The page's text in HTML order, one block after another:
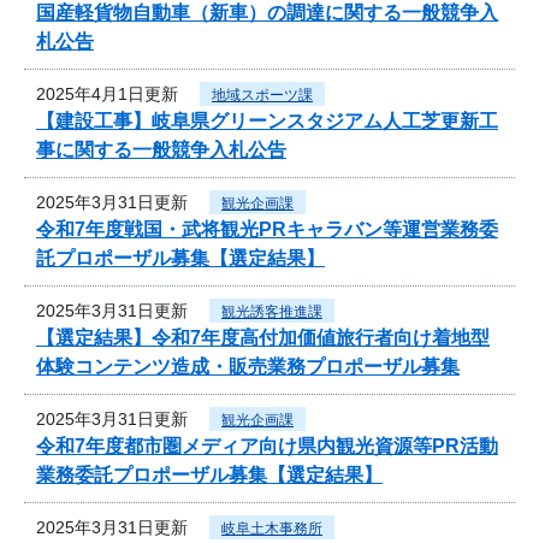
国産軽貨物自動車（新車）の調達に関する一般競争入
札公告
2025年4月1日更新 地域スポーツ課
【建設工事】岐阜県グリーンスタジアム人工芝更新工
事に関する一般競争入札公告
2025年3月31日更新 観光企画課
令和7年度戦国・武将観光PRキャラバン等運営業務委
託プロポーザル募集【選定結果】
2025年3月31日更新 観光誘客推進課
【選定結果】令和7年度高付加価値旅行者向け着地型
体験コンテンツ造成・販売業務プロポーザル募集
2025年3月31日更新 観光企画課
令和7年度都市圏メディア向け県内観光資源等PR活動
業務委託プロポーザル募集【選定結果】
2025年3月31日更新 岐阜土木事務所